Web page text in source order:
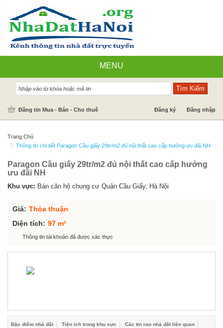
MENU
Nhà đất bán
Cần mua - Cần thuê
Dự án
Tin tức
Báo giá dịch vụ
Hỗ trợ góp ý
Đăng tin Mua - Bán - Cho thuê Đăng ký Đăng nhập
Trang Chủ
Thông tin chi tiết Paragon Cầu giấy 29tr/m2 đủ nội thất cao cấp hưởng ưu đãi NH
Paragon Cầu giấy 29tr/m2 đủ nội thất cao cấp hưởng
ưu đãi NH
Khu vực: Bán căn hộ chung cư Quận Cầu Giấy, Hà Nội
Giá: Thỏa thuận
Diện tích: 97 m²
Thông tin tài khoản đã được xác thực
Đặc điểm nhà đất Tiện ích trong khu vực Các tin rao nhà đất liên quan